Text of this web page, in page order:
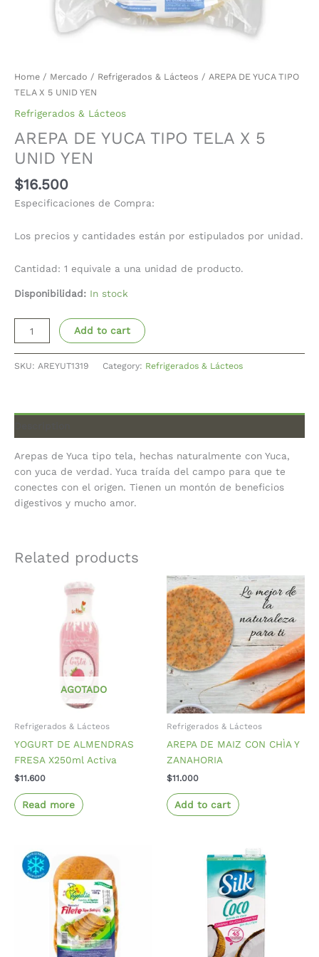
Home / Mercado / Refrigerados & Lácteos / AREPA DE YUCA TIPO
TELA X 5 UNID YEN
Refrigerados & Lácteos
AREPA DE YUCA TIPO TELA X 5
UNID YEN
$16.500
Especificaciones de Compra:
Los precios y cantidades están por estipulados por unidad.
Cantidad: 1 equivale a una unidad de producto.
Disponibilidad: In stock
Add to cart
SKU: AREYUT1319 Category: Refrigerados & Lácteos
Arepas de Yuca tipo tela, hechas naturalmente con Yuca,
con yuca de verdad. Yuca traída del campo para que te
conectes con el origen. Tienen un montón de beneficios
digestivos y mucho amor.
Related products
AGOTADO
Refrigerados & Lácteos
YOGURT DE ALMENDRAS
FRESA X250ml Activa
$11.600
Read more
Refrigerados & Lácteos
AREPA DE MAIZ CON CHÌA Y
ZANAHORIA
$11.000
Add to cart